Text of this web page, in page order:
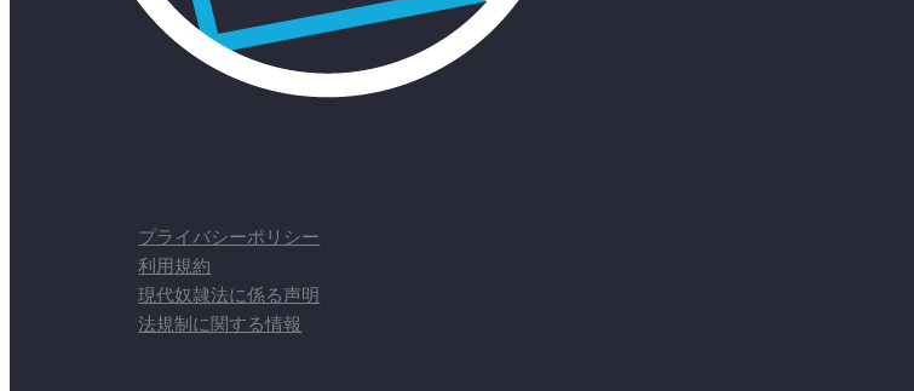
プライバシーポリシー
利用規約
現代奴隷法に係る声明
法規制に関する情報